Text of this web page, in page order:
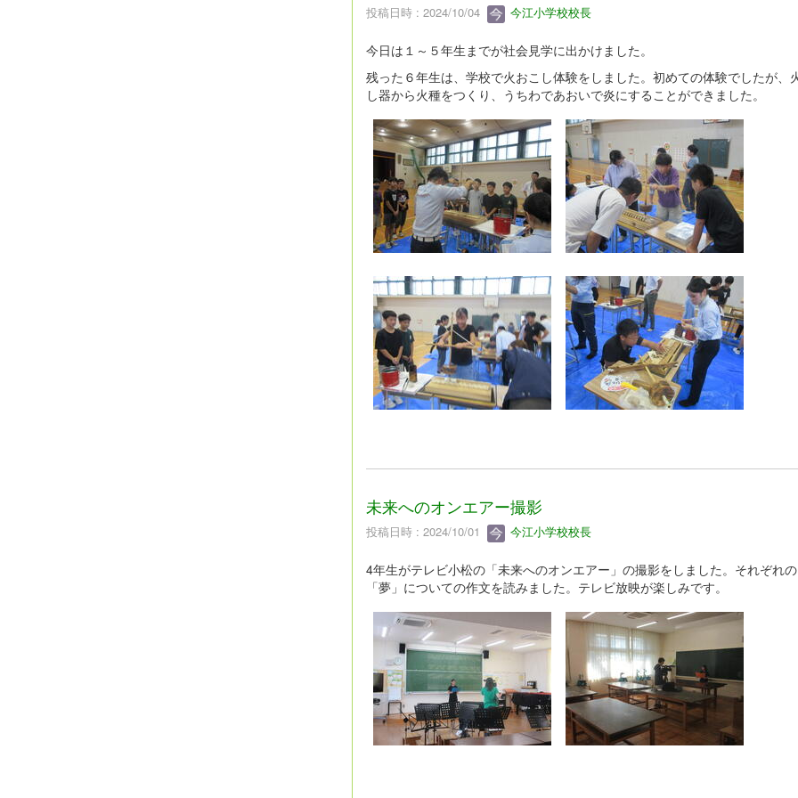
投稿日時 : 2024/10/04 今江小学校校長
今日は１～５年生までが社会見学に出かけました。
残った６年生は、学校で火おこし体験をしました。初めての体験でしたが、
し器から火種をつくり、うちわであおいで炎にすることができました。
未来へのオンエアー撮影
投稿日時 : 2024/10/01 今江小学校校長
4年生がテレビ小松の「未来へのオンエアー」の撮影をしました。それぞれの
「夢」についての作文を読みました。テレビ放映が楽しみです。